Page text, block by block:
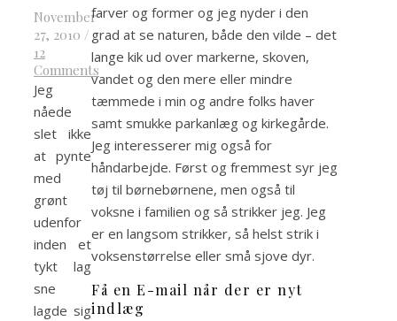
November
27, 2010 /
12
Comments
Jeg
nåede
slet ikke
at pynte
med
grønt
udenfor
inden et
tykt lag
sne
lagde sig
farver og former og jeg nyder i den
grad at se naturen, både den vilde – det
lange kik ud over markerne, skoven,
vandet og den mere eller mindre
tæmmede i min og andre folks haver
samt smukke parkanlæg og kirkegårde.
Jeg interesserer mig også for
håndarbejde. Først og fremmest syr jeg
tøj til børnebørnene, men også til
voksne i familien og så strikker jeg. Jeg
er en langsom strikker, så helst strik i
voksenstørrelse eller små sjove dyr.
Få en E-mail når der er nyt
indlæg